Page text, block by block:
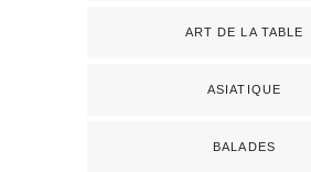
ART DE LA TABLE
ASIATIQUE
BALADES